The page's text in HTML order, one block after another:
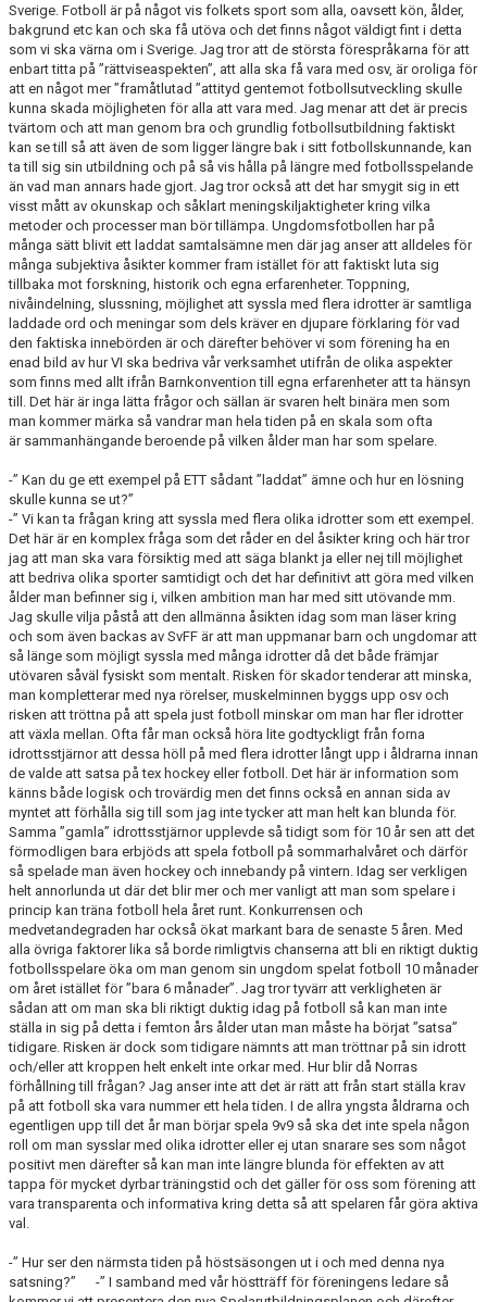
Sverige. Fotboll är på något vis folkets sport som alla, oavsett kön, ålder,
bakgrund etc kan och ska få utöva och det finns något väldigt fint i detta
som vi ska värna om i Sverige. Jag tror att de största förespråkarna för att
enbart titta på ”rättviseaspekten”, att alla ska få vara med osv, är oroliga för
att en något mer ”framåtlutad ”attityd gentemot fotbollsutveckling skulle
kunna skada möjligheten för alla att vara med. Jag menar att det är precis
tvärtom och att man genom bra och grundlig fotbollsutbildning faktiskt
kan se till så att även de som ligger längre bak i sitt fotbollskunnande, kan
ta till sig sin utbildning och på så vis hålla på längre med fotbollsspelande
än vad man annars hade gjort. Jag tror också att det har smygit sig in ett
visst mått av okunskap och såklart meningskiljaktigheter kring vilka
metoder och processer man bör tillämpa. Ungdomsfotbollen har på
många sätt blivit ett laddat samtalsämne men där jag anser att alldeles för
många subjektiva åsikter kommer fram istället för att faktiskt luta sig
tillbaka mot forskning, historik och egna erfarenheter. Toppning,
nivåindelning, slussning, möjlighet att syssla med flera idrotter är samtliga
laddade ord och meningar som dels kräver en djupare förklaring för vad
den faktiska innebörden är och därefter behöver vi som förening ha en
enad bild av hur VI ska bedriva vår verksamhet utifrån de olika aspekter
som finns med allt ifrån Barnkonvention till egna erfarenheter att ta hänsyn
till. Det här är inga lätta frågor och sällan är svaren helt binära men som
man kommer märka så vandrar man hela tiden på en skala som ofta
är sammanhängande beroende på vilken ålder man har som spelare.
-” Kan du ge ett exempel på ETT sådant ”laddat” ämne och hur en lösning
skulle kunna se ut?”
-” Vi kan ta frågan kring att syssla med flera olika idrotter som ett exempel.
Det här är en komplex fråga som det råder en del åsikter kring och här tror
jag att man ska vara försiktig med att säga blankt ja eller nej till möjlighet
att bedriva olika sporter samtidigt och det har definitivt att göra med vilken
ålder man befinner sig i, vilken ambition man har med sitt utövande mm.
Jag skulle vilja påstå att den allmänna åsikten idag som man läser kring
och som även backas av SvFF är att man uppmanar barn och ungdomar att
så länge som möjligt syssla med många idrotter då det både främjar
utövaren såväl fysiskt som mentalt. Risken för skador tenderar att minska,
man kompletterar med nya rörelser, muskelminnen byggs upp osv och
risken att tröttna på att spela just fotboll minskar om man har fler idrotter
att växla mellan. Ofta får man också höra lite godtyckligt från forna
idrottsstjärnor att dessa höll på med flera idrotter långt upp i åldrarna innan
de valde att satsa på tex hockey eller fotboll. Det här är information som
känns både logisk och trovärdig men det finns också en annan sida av
myntet att förhålla sig till som jag inte tycker att man helt kan blunda för.
Samma ”gamla” idrottsstjärnor upplevde så tidigt som för 10 år sen att det
förmodligen bara erbjöds att spela fotboll på sommarhalvåret och därför
så spelade man även hockey och innebandy på vintern. Idag ser verkligen
helt annorlunda ut där det blir mer och mer vanligt att man som spelare i
princip kan träna fotboll hela året runt. Konkurrensen och
medvetandegraden har också ökat markant bara de senaste 5 åren. Med
alla övriga faktorer lika så borde rimligtvis chanserna att bli en riktigt duktig
fotbollsspelare öka om man genom sin ungdom spelat fotboll 10 månader
om året istället för ”bara 6 månader”. Jag tror tyvärr att verkligheten är
sådan att om man ska bli riktigt duktig idag på fotboll så kan man inte
ställa in sig på detta i femton års ålder utan man måste ha börjat ”satsa”
tidigare. Risken är dock som tidigare nämnts att man tröttnar på sin idrott
och/eller att kroppen helt enkelt inte orkar med. Hur blir då Norras
förhållning till frågan? Jag anser inte att det är rätt att från start ställa krav
på att fotboll ska vara nummer ett hela tiden. I de allra yngsta åldrarna och
egentligen upp till det år man börjar spela 9v9 så ska det inte spela någon
roll om man sysslar med olika idrotter eller ej utan snarare ses som något
positivt men därefter så kan man inte längre blunda för effekten av att
tappa för mycket dyrbar träningstid och det gäller för oss som förening att
vara transparenta och informativa kring detta så att spelaren får göra aktiva
val.
-” Hur ser den närmsta tiden på höstsäsongen ut i och med denna nya
satsning?” -” I samband med vår höstträff för föreningens ledare så